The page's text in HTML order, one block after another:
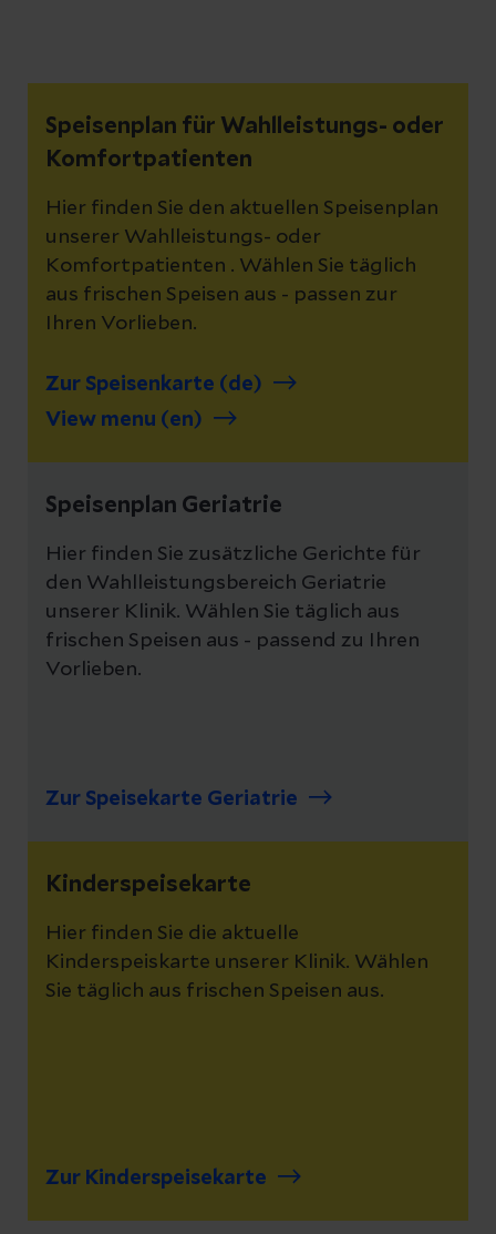
Speisenplan für Wahlleistungs- oder
Komfortpatienten
Hier finden Sie den aktuellen Speisenplan
unserer Wahlleistungs- oder
Komfortpatienten . Wählen Sie täglich
aus frischen Speisen aus - passen zur
Ihren Vorlieben.
Zur Speisenkarte (de)
View menu (en)
Speisenplan Geriatrie
Hier finden Sie zusätzliche Gerichte für
den Wahlleistungsbereich Geriatrie
unserer Klinik. Wählen Sie täglich aus
frischen Speisen aus - passend zu Ihren
Vorlieben.
Zur Speisekarte Geriatrie
Kinderspeisekarte
Hier finden Sie die aktuelle
Kinderspeiskarte unserer Klinik. Wählen
Sie täglich aus frischen Speisen aus.
Zur Kinderspeisekarte